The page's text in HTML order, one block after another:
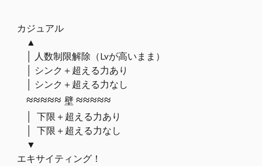
カジュアル
▲
│ 人数制限解除（Lvが高いまま）
│ シンク＋超える力あり
│ シンク＋超える力なし
≈≈≈≈≈壁≈≈≈≈≈
│ 下限＋超える力あり
│ 下限＋超える力なし
▼
エキサイティング！